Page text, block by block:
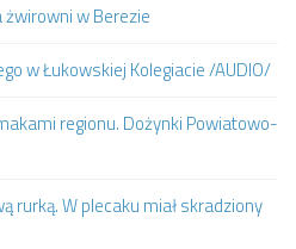
żwirowni w Berezie
w Łukowskiej Kolegiacie /AUDIO/
regionu. Dożynki Powiatowo-
rurką. W plecaku miał skradziony